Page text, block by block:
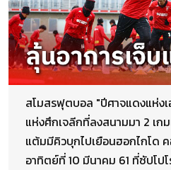
สโมสรฟุตบอล "ปีศาจแดงแห่งเ
แห่งศึกเจลีกที่ลงสนามมา 2 เกม
แต้มมีคิวบุกไปเยือนฮอกไกโด ค
อาทิตย์ที่ 10 มีนาคม 61 ที่ซัปโป